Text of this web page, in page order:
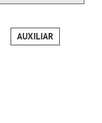
AUXILIAR